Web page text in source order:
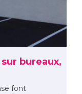
bureaux,
font